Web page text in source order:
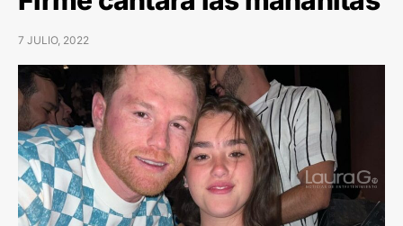
7 JULIO, 2022